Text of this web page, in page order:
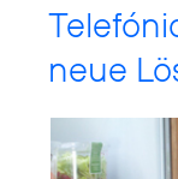
neue